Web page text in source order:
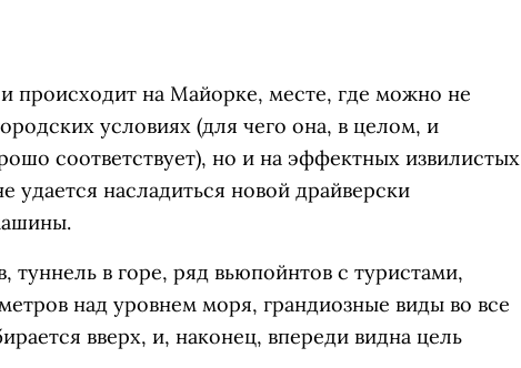
происходит на Майорке, месте, где можно не
условиях (для чего она, в целом, и
соответствует), но и на эффектных извилистых
удается насладиться новой драйверски
туннель в горе, ряд вьюпойнтов с туристами,
над уровнем моря, грандиозные виды во все
вверх, и, наконец, впереди видна цель